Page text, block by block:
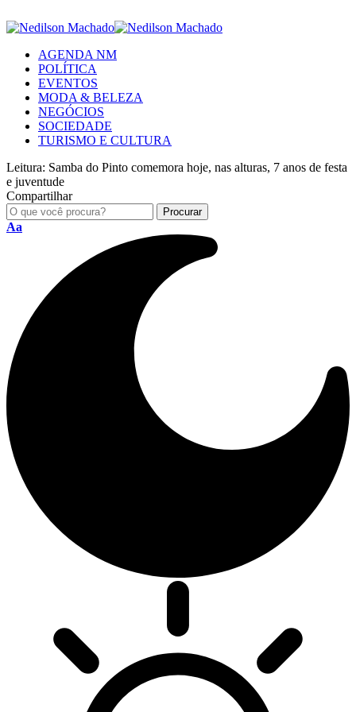
AGENDA NM
POLÍTICA
EVENTOS
MODA & BELEZA
NEGÓCIOS
SOCIEDADE
TURISMO E CULTURA
Leitura: Samba do Pinto comemora hoje, nas alturas, 7 anos de festa
e juventude
Compartilhar
Aa